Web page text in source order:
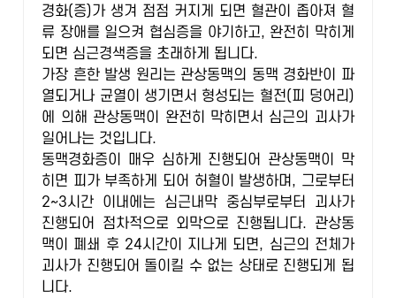
경화(증)가 생겨 점점 커지게 되면 혈관이 좁아져 혈
류 장애를 일으켜 협심증을 야기하고, 완전히 막히게
되면 심근경색증을 초래하게 됩니다.
가장 흔한 발생 원리는 관상동맥의 동맥 경화반이 파
열되거나 균열이 생기면서 형성되는 혈전(피 덩어리)
에 의해 관상동맥이 완전히 막히면서 심근의 괴사가
일어나는 것입니다.
동맥경화증이 매우 심하게 진행되어 관상동맥이 막
히면 피가 부족하게 되어 허혈이 발생하며, 그로부터
2~3시간 이내에는 심근내막 중심부로부터 괴사가
진행되어 점차적으로 외막으로 진행됩니다. 관상동
맥이 폐쇄 후 24시간이 지나게 되면, 심근의 전체가
괴사가 진행되어 돌이킬 수 없는 상태로 진행되게 됩
니다.